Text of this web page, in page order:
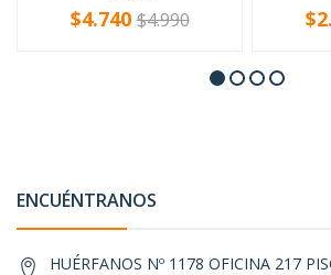
+
$4.740$4.990
ENCUÉNTRANOS
HUÉRFANOS Nº 1178 OFICINA 217